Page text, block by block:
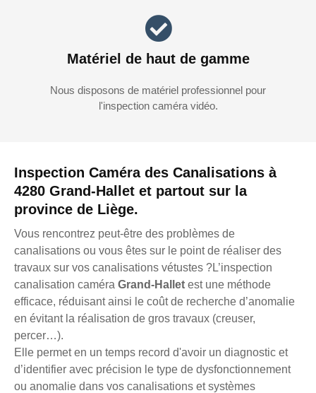
Inspection Caméra des Canalisations à
4280 Grand-Hallet et partout sur la
province de Liège.
Vous rencontrez peut-être des problèmes de
canalisations ou vous êtes sur le point de réaliser des
travaux sur vos canalisations vétustes ?L’inspection
canalisation caméra Grand-Hallet est une méthode
efficace, réduisant ainsi le coût de recherche d’anomalie
en évitant la réalisation de gros travaux (creuser,
percer…).
Elle permet en un temps record d'avoir un diagnostic et
d’identifier avec précision le type de dysfonctionnement
ou anomalie dans vos canalisations et systèmes
Matériel de haut de gamme
Nous disposons de matériel professionnel pour
l'inspection caméra vidéo.